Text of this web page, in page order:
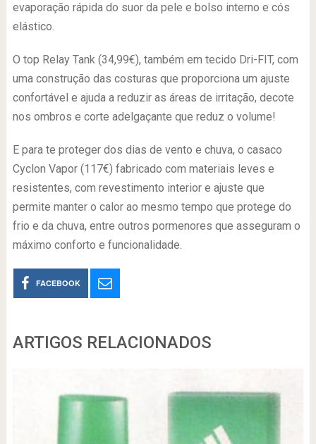
evaporação rápida do suor da pele e bolso interno e cós
elástico.
O top Relay Tank (34,99€), também em tecido Dri-FIT, com
uma construção das costuras que proporciona um ajuste
confortável e ajuda a reduzir as áreas de irritação, decote
nos ombros e corte adelgaçante que reduz o volume!
E para te proteger dos dias de vento e chuva, o casaco
Cyclon Vapor (117€) fabricado com materiais leves e
resistentes, com revestimento interior e ajuste que
permite manter o calor ao mesmo tempo que protege do
frio e da chuva, entre outros pormenores que asseguram o
máximo conforto e funcionalidade.
FACEBOOK
ARTIGOS RELACIONADOS